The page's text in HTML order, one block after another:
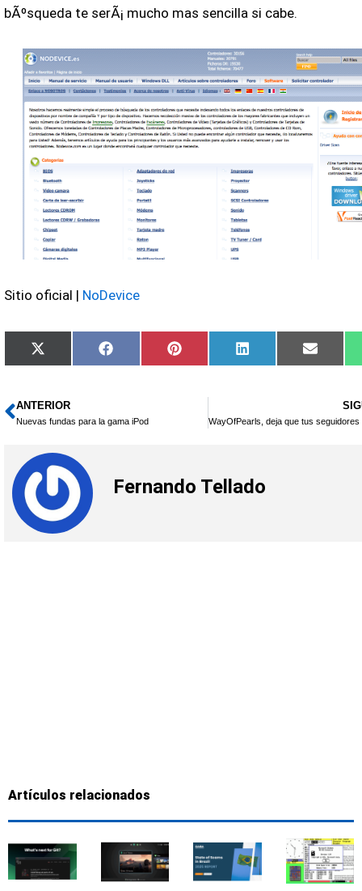
bÃºsqueda te serÃ¡ mucho mas sencilla si cabe.
Sitio oficial | NoDevice
Compartir
en
X
(Twitter)
Compartir
en
Facebook Compartir
en
Pinterest
Compartir
en
LinkedIn
en
Email
Ant
ANTERIOR
Nuevas fundas para la gama iPod
Fernando Tellado
Artículos relacionados